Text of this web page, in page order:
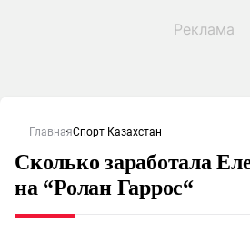
ГлавнаяСпорт Казахстан
Сколько заработала
на “Ролан Гаррос“